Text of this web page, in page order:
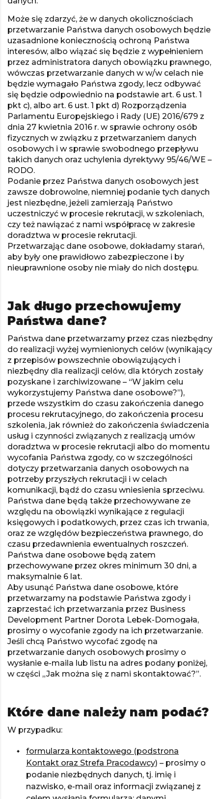
Może się zdarzyć, że w danych okolicznościach
przetwarzanie Państwa danych osobowych będzie
uzasadnione koniecznością ochroną Państwa
interesów, albo wiązać się będzie z wypełnieniem
przez administratora danych obowiązku prawnego,
wówczas przetwarzanie danych w w/w celach nie
będzie wymagało Państwa zgody, lecz odbywać
się będzie odpowiednio na podstawie art. 6 ust. 1
pkt c), albo art. 6 ust. 1 pkt d) Rozporządzenia
Parlamentu Europejskiego i Rady (UE) 2016/679 z
dnia 27 kwietnia 2016 r. w sprawie ochrony osób
fizycznych w związku z przetwarzaniem danych
osobowych i w sprawie swobodnego przepływu
takich danych oraz uchylenia dyrektywy 95/46/WE –
RODO.
Podanie przez Państwa danych osobowych jest
zawsze dobrowolne, niemniej podanie tych danych
jest niezbędne, jeżeli zamierzają Państwo
uczestniczyć w procesie rekrutacji, w szkoleniach,
czy też nawiązać z nami współpracę w zakresie
doradztwa w procesie rekrutacji.
Przetwarzając dane osobowe, dokładamy starań,
aby były one prawidłowo zabezpieczone i by
nieuprawnione osoby nie miały do nich dostępu.
Jak długo przechowujemy
Państwa dane?
Państwa dane przetwarzamy przez czas niezbędny
do realizacji wyżej wymienionych celów (wynikający
z przepisów powszechnie obowiązujących i
niezbędny dla realizacji celów, dla których zostały
pozyskane i zarchiwizowane – “W jakim celu
wykorzystujemy Państwa dane osobowe?”),
przede wszystkim do czasu zakończenia danego
procesu rekrutacyjnego, do zakończenia procesu
szkolenia, jak również do zakończenia świadczenia
usług i czynności związanych z realizacją umów
doradztwa w procesie rekrutacji albo do momentu
wycofania Państwa zgody, co w szczególności
dotyczy przetwarzania danych osobowych na
potrzeby przyszłych rekrutacji i w celach
komunikacji, bądź do czasu wniesienia sprzeciwu.
Państwa dane będą także przechowywane ze
względu na obowiązki wynikające z regulacji
księgowych i podatkowych, przez czas ich trwania,
oraz ze względów bezpieczeństwa prawnego, do
czasu przedawnienia ewentualnych roszczeń.
Państwa dane osobowe będą zatem
przechowywane przez okres minimum 30 dni, a
maksymalnie 6 lat.
Aby usunąć Państwa dane osobowe, które
przetwarzamy na podstawie Państwa zgody i
zaprzestać ich przetwarzania przez Business
Development Partner Dorota Lebek-Domogała,
prosimy o wycofanie zgody na ich przetwarzanie.
Jeśli chcą Państwo wycofać zgodę na
przetwarzanie danych osobowych prosimy o
wysłanie e-maila lub listu na adres podany poniżej,
w części „Jak można się z nami skontaktować?”.
Które dane należy nam podać?
W przypadku:
formularza kontaktowego (podstrona
Kontakt oraz Strefa Pracodawcy) – prosimy o
podanie niezbędnych danych, tj. imię i
nazwisko, e-mail oraz informacji związanej z